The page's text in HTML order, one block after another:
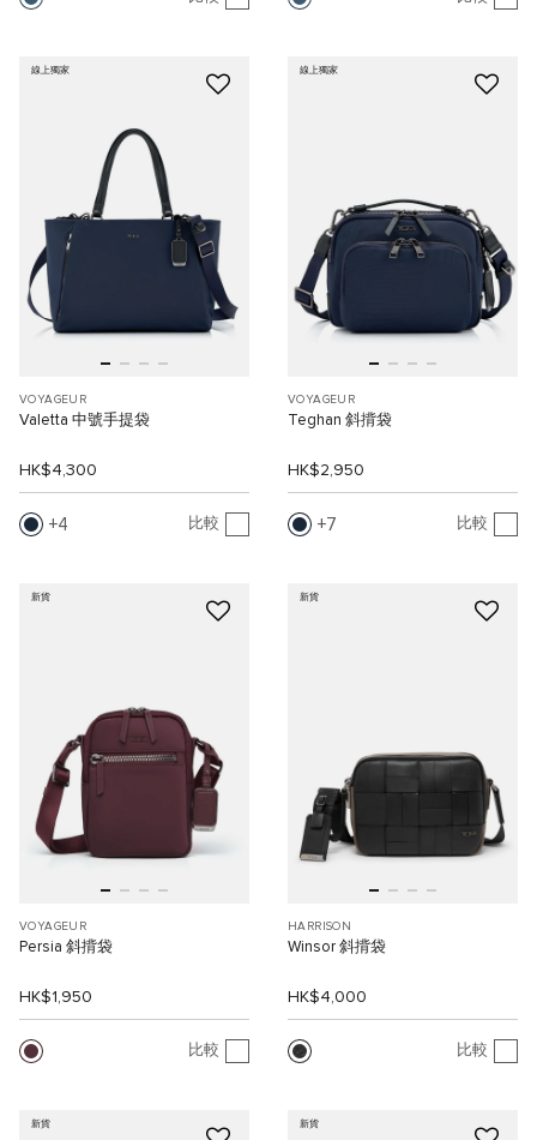
線上獨家
VOYAGEUR
Valetta 中號手提袋
HK$4,300
4 比較
線上獨家
VOYAGEUR
Teghan 斜揹袋
HK$2,950
7 比較
新貨
VOYAGEUR
Persia 斜揹袋
HK$1,950
比較
新貨
HARRISON
Winsor 斜揹袋
HK$4,000
比較
新貨 新貨